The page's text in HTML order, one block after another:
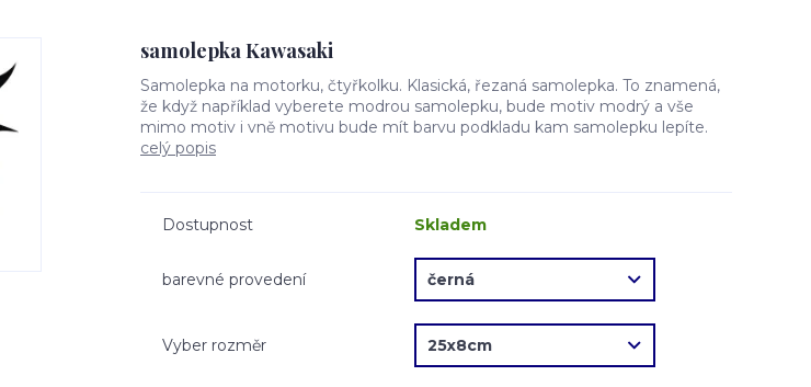
samolepka Kawasaki
Samolepka na motorku, čtyřkolku. Klasická, řezaná samolepka. To znamená,
že když například vyberete modrou samolepku, bude motiv modrý a vše
mimo motiv i vně motivu bude mít barvu podkladu kam samolepku lepíte.
celý popis
Dostupnost Skladem
barevné provedení
Vyber rozměr